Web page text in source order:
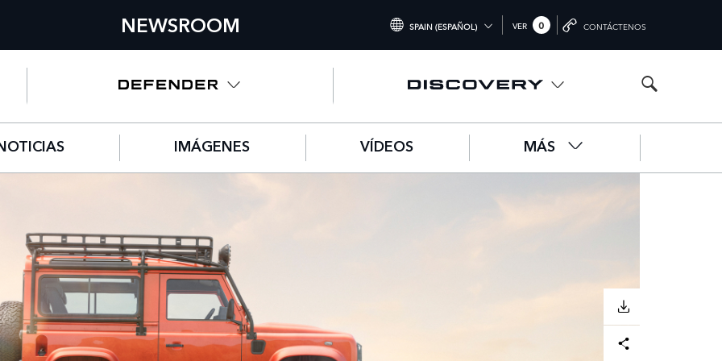
NEWSROOM SPAIN (ESPAÑOL)
UNITED KINGDOM (ENGLISH)
NORTH AMERICA (ENGLISH)
CHINA (中国（中文))
VER 0 CONTÁCTENOS
IMÁGENES VÍDEOS MÁS
Share